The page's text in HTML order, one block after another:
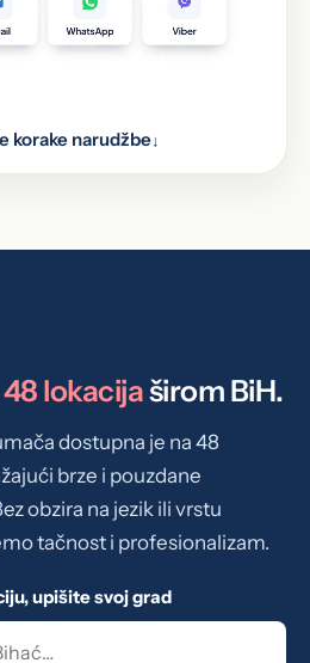
korake narudžbe↓
u BiH.
48 lokacijaširom BiH.
dostupna je na 48
brze i pouzdane
obzira na jezik ili vrstu
tačnost i profesionalizam.
upišite svoj grad